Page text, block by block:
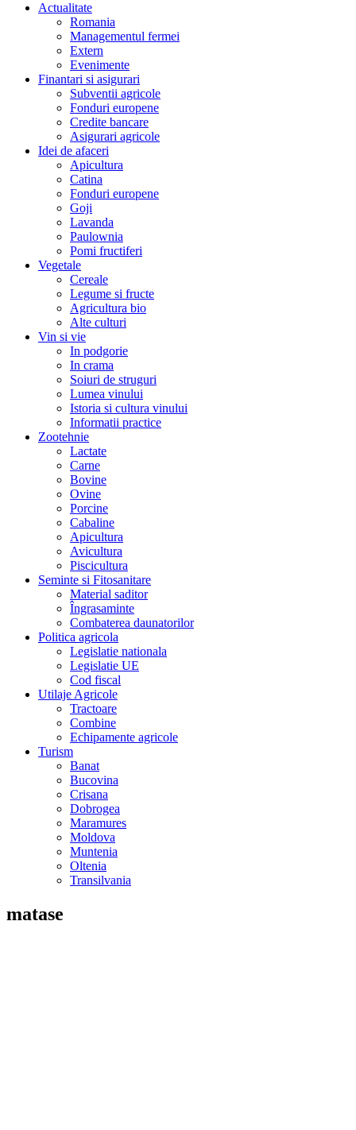
Actualitate
Romania
Managementul fermei
Extern
Evenimente
Finantari si asigurari
Subventii agricole
Fonduri europene
Credite bancare
Asigurari agricole
Idei de afaceri
Apicultura
Catina
Fonduri europene
Goji
Lavanda
Paulownia
Pomi fructiferi
Vegetale
Cereale
Legume si fructe
Agricultura bio
Alte culturi
Vin si vie
In podgorie
In crama
Soiuri de struguri
Lumea vinului
Istoria si cultura vinului
Informatii practice
Zootehnie
Lactate
Carne
Bovine
Ovine
Porcine
Cabaline
Apicultura
Avicultura
Piscicultura
Seminte si Fitosanitare
Material saditor
Îngrasaminte
Combaterea daunatorilor
Politica agricola
Legislatie nationala
Legislatie UE
Cod fiscal
Utilaje Agricole
Tractoare
Combine
Echipamente agricole
Turism
Banat
Bucovina
Crisana
Dobrogea
Maramures
Moldova
Muntenia
Oltenia
Transilvania
matase